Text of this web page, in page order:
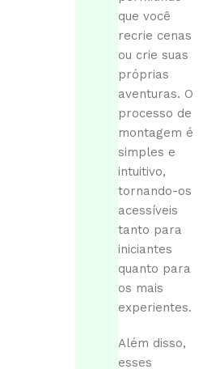
que você
recrie cenas
ou crie suas
próprias
aventuras. O
processo de
montagem é
simples e
intuitivo,
tornando-os
acessíveis
tanto para
iniciantes
quanto para
os mais
experientes.
Além disso,
esses